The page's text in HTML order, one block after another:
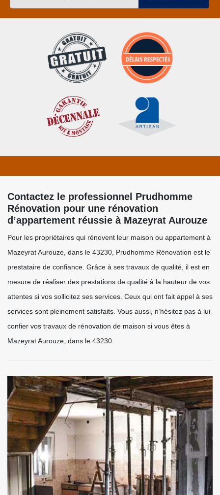
Contactez le professionnel Prudhomme
Rénovation pour une rénovation
d’appartement réussie à Mazeyrat Aurouze
Pour les propriétaires qui rénovent leur maison ou appartement à
Mazeyrat Aurouze, dans le 43230, Prudhomme Rénovation est le
prestataire de confiance. Grâce à ses travaux de qualité, il est en
mesure de réaliser des prestations de qualité à la hauteur de vos
attentes si vos sollicitez ses services. Ceux qui ont fait appel à ses
services sont pleinement satisfaits. Vous aussi, n’hésitez pas à lui
confier vos travaux de rénovation de maison si vous êtes à
Mazeyrat Aurouze, dans le 43230.